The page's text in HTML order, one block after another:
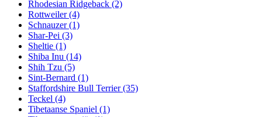
Rhodesian Ridgeback (2)
Rottweiler(4)
Schnauzer(1)
Shar-Pei (3)
Sheltie (1)
Shiba Inu (14)
Shih Tzu (5)
Sint-Bernard (1)
Staffordshire Bull Terrier(35)
Teckel (4)
Tibetaanse Spaniel (1)